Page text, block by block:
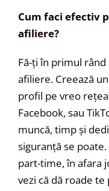
Cum faci efectiv
afiliere?
Fă-ți în primul
afiliere. Creează
profil pe vreo
Facebook, sau
muncă, timp și
siguranță se poate.
part-time, în afara
vezi că dă roade